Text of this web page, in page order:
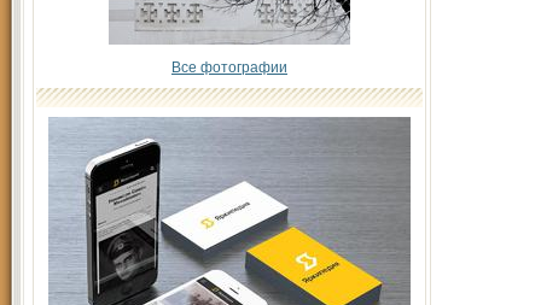
Все фотографии